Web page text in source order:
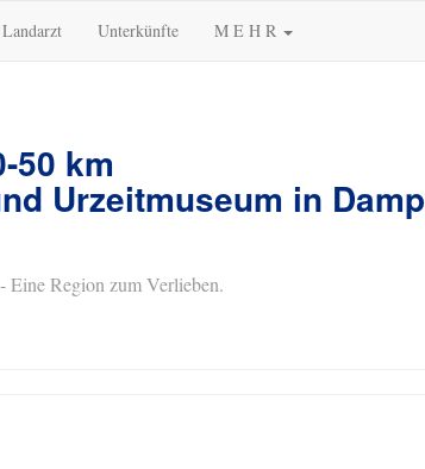
Landarzt Unterkünfte M E H R
50 km
Urzeitmuseum in Damp
Eine Region zum Verlieben.